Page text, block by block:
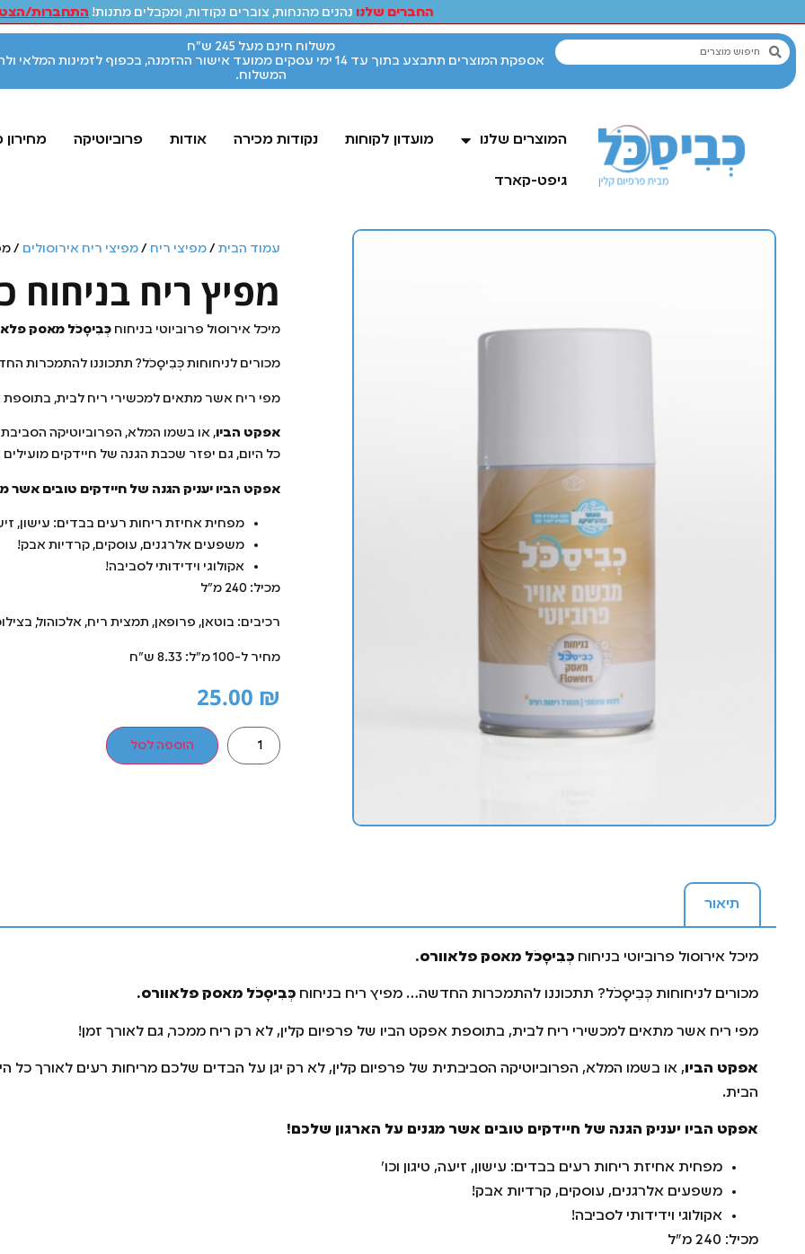
החברים שלנו נהנים מהנחות, צוברים נקודות, ומקבלים מתנות! התחברות/
משלוח חינם מעל 245 ש"ח
אספקת המוצרים תתבצע בתוך עד 14 ימי עסקים ממועד אישור ההזמנה, בכפוף לזמינות המלאי
המשלוח.
המוצרים שלנו מועדון לקוחות נקודות מכירה אודות פרוביוטיקה
גיפט-קארד
עמוד הבית /מפיצי ריח /מפיצי ריח אירוסולים /
מפיץ ריח
מיכל אירוסול פרוביוטי בניחוח כְּבִיסָכֹל מאסק
מכורים לניחוחות כְּבִיסָכֹל? תתכוננו להתמכרות
מפי ריח אשר מתאים למכשירי ריח לבית, בתוספת
אפקט הביו, או בשמו המלא, הפרוביוטיקה
כל היום, גם יפזר שכבת הגנה של חיידקים
אפקט הביו יעניק הגנה של חיידקים טובים אשר
מפחית אחיזת ריחות רעים בבדים: עישון,
משפעים אלרגנים, עוסקים, קרדיות אבק!
אקולוגי וידידותי לסביבה!
מכיל: 240 מ"ל
רכיבים: בוטאן, פרופאן, תמצית ריח, אלכוהול,
מחיר ל-100 מ"ל: 8.33 ש"ח
25.00 ₪
הוספה לסל
תיאור
מיכל אירוסול פרוביוטי בניחוח כְּבִיסָכֹל מאסק פלאוורס.
מכורים לניחוחות כְּבִיסָכֹל? תתכוננו להתמכרות החדשה… מפיץ ריח בניחוח כְּבִיסָכֹל מאסק פלאוורס.
מפי ריח אשר מתאים למכשירי ריח לבית, בתוספת אפקט הביו של פרפיום קלין, לא רק ריח ממכר, גם לאורך זמן!
אפקט הביו, או בשמו המלא, הפרוביוטיקה הסביבתית של פרפיום קלין, לא רק יגן על הבדים שלכם מריחות רעים לאורך כל
הבית.
אפקט הביו יעניק הגנה של חיידקים טובים אשר מגנים על הארגון שלכם!
מפחית אחיזת ריחות רעים בבדים: עישון, זיעה, טיגון וכו׳
משפעים אלרגנים, עוסקים, קרדיות אבק!
אקולוגי וידידותי לסביבה!
מכיל: 240 מ"ל